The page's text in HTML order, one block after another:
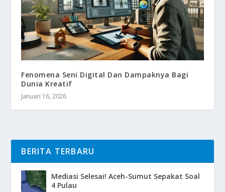
Fenomena Seni Digital Dan Dampaknya Bagi
Dunia Kreatif
Januari 16, 2026
BERITA TERBARU
Mediasi Selesai! Aceh-Sumut Sepakat Soal
4 Pulau